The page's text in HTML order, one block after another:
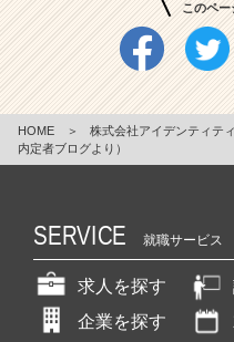
このペー
HOME ＞ 株式会社アイデンティテ
内定者ブログより）
SERVICE 就職サービス
求人を探す
企業を探す